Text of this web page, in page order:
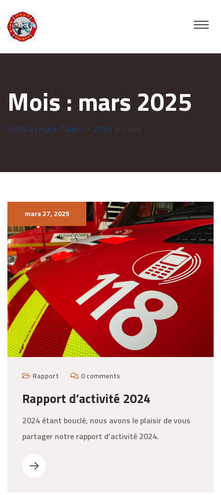
Mois : mars 2025
SDIS du Haut-Talent 2025
mars 27, 2025
Rapport 0 comments
Rapport d’activité 2024
2024 étant bouclé, nous avons le plaisir de vous
partager notre rapport d’activité 2024.